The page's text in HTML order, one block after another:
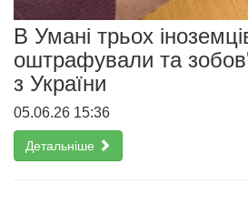
В Умані трьох
оштрафували та
з України
05.06.26 15:36
Детальніше